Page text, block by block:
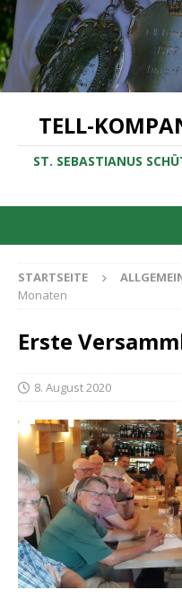
TELL-
ST. SEBASTIANUS
STARTSEITE
Monaten
Erste
8. August 2020